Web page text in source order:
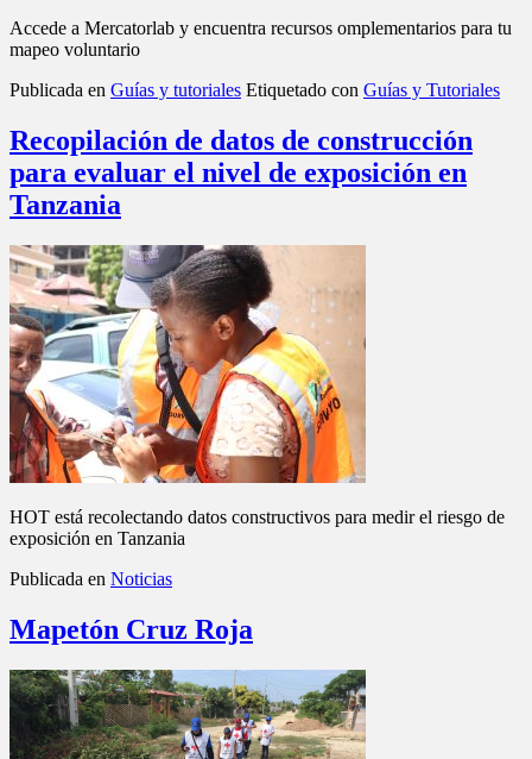
Accede a Mercatorlab y encuentra recursos omplementarios para tu
mapeo voluntario
Publicada en Guías y tutoriales Etiquetado con Guías y Tutoriales
Recopilación de datos de construcción
para evaluar el nivel de exposición en
Tanzania
HOT está recolectando datos constructivos para medir el riesgo de
exposición en Tanzania
Publicada en Noticias
Mapetón Cruz Roja